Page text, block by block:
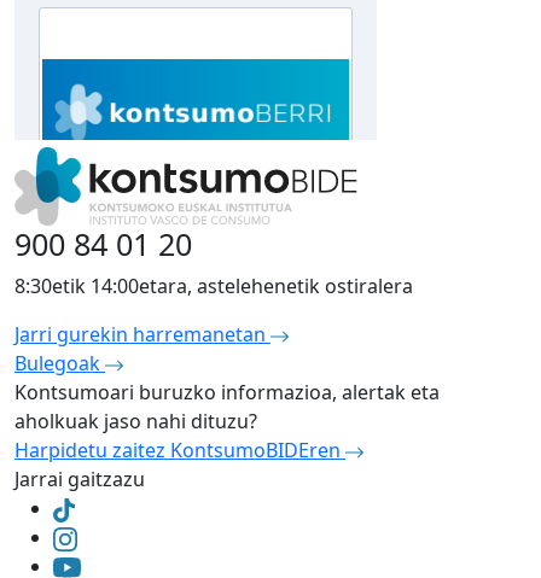
900 84 01 20
8:30etik 14:00etara, astelehenetik ostiralera
Jarri gurekin harremanetan
Bulegoak
Kontsumoari buruzko informazioa, alertak eta
aholkuak jaso nahi dituzu?
Harpidetu zaitez KontsumoBIDEren
Jarrai gaitzazu